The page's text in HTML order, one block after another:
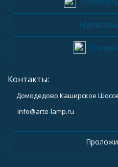
Контакты:
Домодедово Каширское
info@arte-lamp.ru